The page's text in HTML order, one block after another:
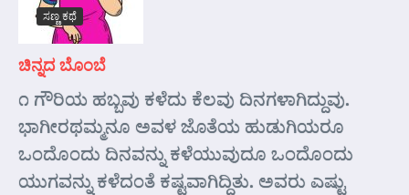
ಸಣ್ಣ ಕಥೆ
ಚಿನ್ನದ ಬೊಂಬೆ
೧ ಗೌರಿಯ ಹಬ್ಬವು ಕಳೆದು ಕೆಲವು ದಿನಗಳಾಗಿದ್ದುವು.
ಭಾಗೀರಥಮ್ಮನೂ ಅವಳ ಜೊತೆಯ ಹುಡುಗಿಯರೂ
ಒಂದೊಂದು ದಿನವನ್ನು ಕಳೆಯುವುದೂ ಒಂದೊಂದು
ಯುಗವನ್ನು ಕಳೆದಂತೆ ಕಷ್ಟವಾಗಿದ್ದಿತು. ಅವರು ಎಷ್ಟು